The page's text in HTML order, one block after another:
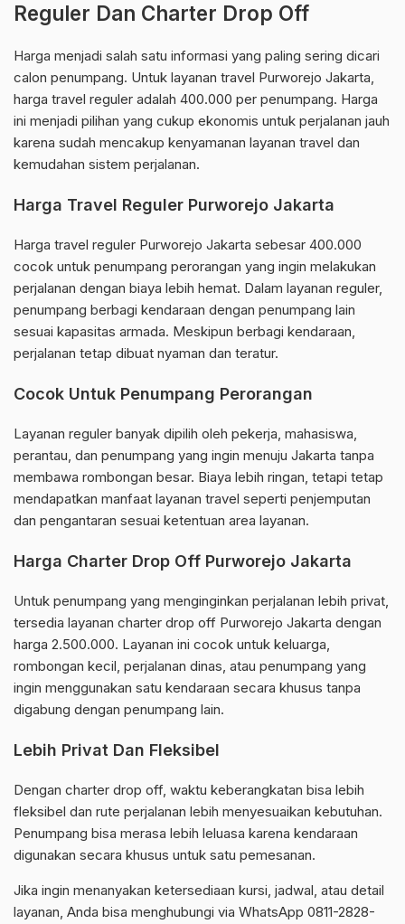
Reguler Dan Charter Drop Off
Harga menjadi salah satu informasi yang paling sering dicari
calon penumpang. Untuk layanan travel Purworejo Jakarta,
harga travel reguler adalah 400.000 per penumpang. Harga
ini menjadi pilihan yang cukup ekonomis untuk perjalanan jauh
karena sudah mencakup kenyamanan layanan travel dan
kemudahan sistem perjalanan.
Harga Travel Reguler Purworejo Jakarta
Harga travel reguler Purworejo Jakarta sebesar 400.000
cocok untuk penumpang perorangan yang ingin melakukan
perjalanan dengan biaya lebih hemat. Dalam layanan reguler,
penumpang berbagi kendaraan dengan penumpang lain
sesuai kapasitas armada. Meskipun berbagi kendaraan,
perjalanan tetap dibuat nyaman dan teratur.
Cocok Untuk Penumpang Perorangan
Layanan reguler banyak dipilih oleh pekerja, mahasiswa,
perantau, dan penumpang yang ingin menuju Jakarta tanpa
membawa rombongan besar. Biaya lebih ringan, tetapi tetap
mendapatkan manfaat layanan travel seperti penjemputan
dan pengantaran sesuai ketentuan area layanan.
Harga Charter Drop Off Purworejo Jakarta
Untuk penumpang yang menginginkan perjalanan lebih privat,
tersedia layanan charter drop off Purworejo Jakarta dengan
harga 2.500.000. Layanan ini cocok untuk keluarga,
rombongan kecil, perjalanan dinas, atau penumpang yang
ingin menggunakan satu kendaraan secara khusus tanpa
digabung dengan penumpang lain.
Lebih Privat Dan Fleksibel
Dengan charter drop off, waktu keberangkatan bisa lebih
fleksibel dan rute perjalanan lebih menyesuaikan kebutuhan.
Penumpang bisa merasa lebih leluasa karena kendaraan
digunakan secara khusus untuk satu pemesanan.
Jika ingin menanyakan ketersediaan kursi, jadwal, atau detail
layanan, Anda bisa menghubungi via WhatsApp 0811-2828-